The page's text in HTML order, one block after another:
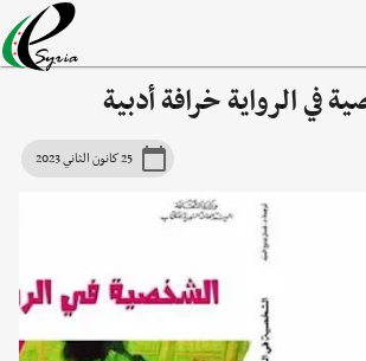
في الرواية خرافة أدبية
25 كانون الثاني 2023